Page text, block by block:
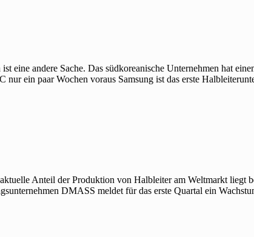
andere Sache. Das südkoreanische Unternehmen hat
ein paar Wochen voraus Samsung ist das erste
Anteil der Produktion von Halbleiter am Weltmarkt liegt
DMASS meldet für das erste Quartal ein